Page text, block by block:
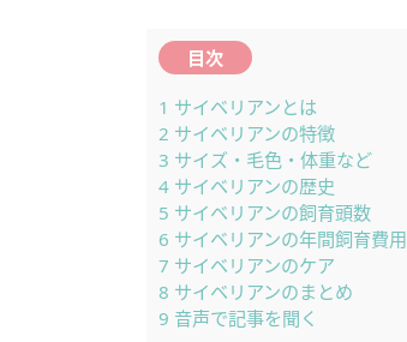
目次
1 サイベリアンとは
2 サイベリアンの特徴
3 サイズ・毛色・体重など
4 サイベリアンの歴史
5 サイベリアンの飼育頭数
6 サイベリアンの年間飼育費用
7 サイベリアンのケア
8 サイベリアンのまとめ
9 音声で記事を聞く